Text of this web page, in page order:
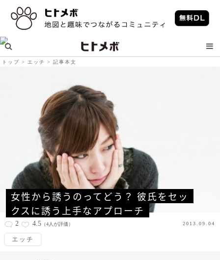
トップ エッチ 記事本文
女性から誘うのってどう？ 彼氏をセッ
クスに誘う上手なアプローチ
2 4.5 （4人が評価） 2013.09.04
エッチ